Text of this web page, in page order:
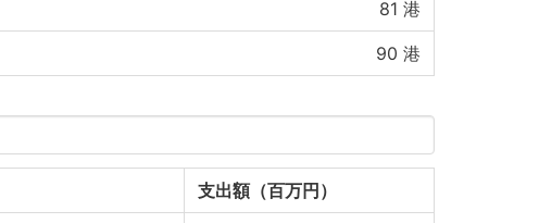
81 港
90 港
支出額（百万円）